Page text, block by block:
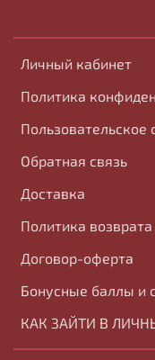
Личный кабинет
Политика
Пользовательское
Обратная связь
Доставка
Политика
Договор-оферта
Бонусные баллы и
КАК ЗАЙТИ В